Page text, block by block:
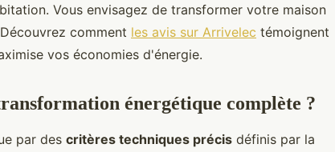
Vous envisagez de transformer votre maison
comment les avis sur Arrivelec témoignent
vos économies d'énergie.
énergétique complète ?
par des critères techniques précis définis par la